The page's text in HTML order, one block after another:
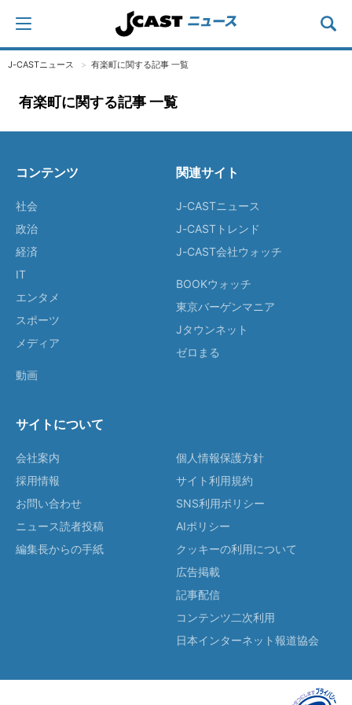
J-CASTニュース 有楽町に関する記事 一覧
有楽町に関する記事 一覧
コンテンツ
社会
政治
経済
IT
エンタメ
スポーツ
メディア
動画
関連サイト
J-CASTニュース
J-CASTトレンド
J-CAST会社ウォッチ
BOOKウォッチ
東京バーゲンマニア
Jタウンネット
ゼロまる
サイトについて
会社案内
採用情報
お問い合わせ
ニュース読者投稿
編集長からの手紙
個人情報保護方針
サイト利用規約
SNS利用ポリシー
AIポリシー
クッキーの利用について
広告掲載
記事配信
コンテンツ二次利用
日本インターネット報道協会